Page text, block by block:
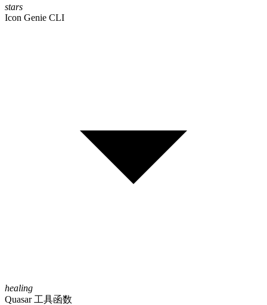
stars
Icon Genie CLI
healing
Quasar 工具函数